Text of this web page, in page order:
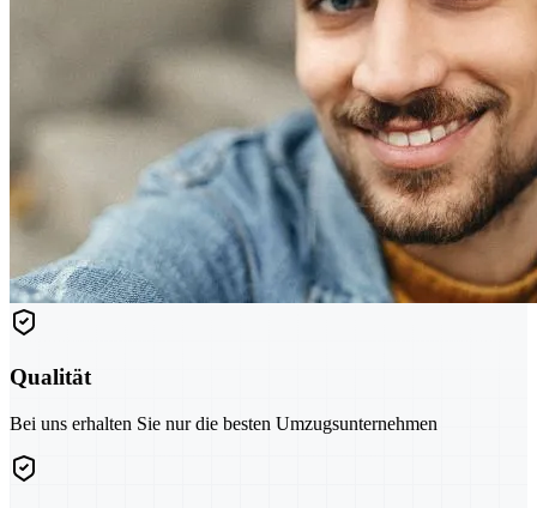
Qualität
Bei uns erhalten Sie nur die besten Umzugsunternehmen